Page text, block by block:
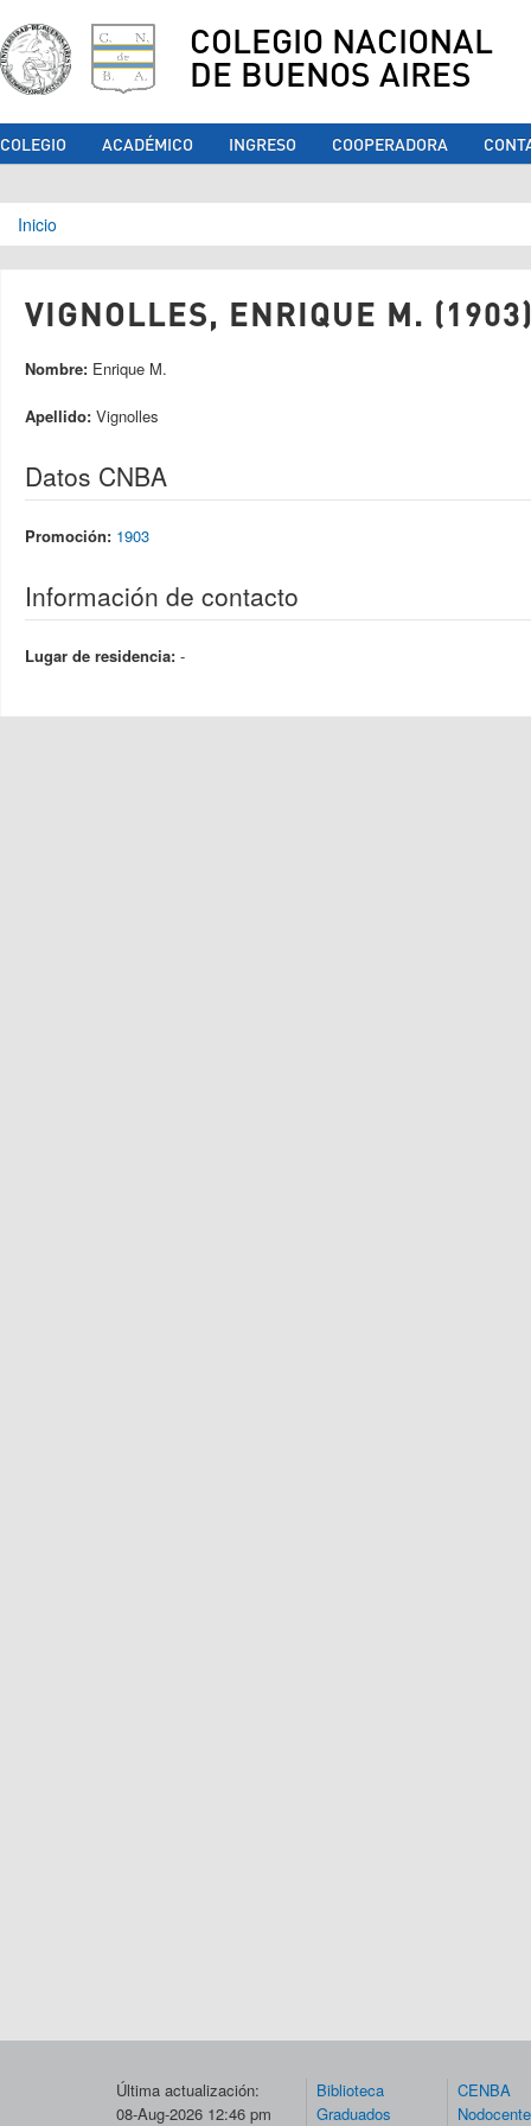
COLEGIO NACIONAL
DE BUENOS AIRES
COLEGIO ACADÉMICO INGRESO COOPERADORA
Se encuentra usted aquí
Inicio
VIGNOLLES, ENRIQUE M.
Nombre: Enrique M.
Apellido: Vignolles
Datos CNBA
Promoción: 1903
Información de contacto
Lugar de residencia: -
Última actualización:
08-Aug-2026 12:46 pm
Biblioteca
Graduados
CENBA